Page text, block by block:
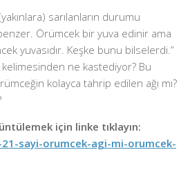
sarılanların durumu
Örümcek bir yuva edinir ama
yuvasıdır. Keşke bunu bilselerdi.”
kelimesinden ne kastediyor? Bu
kolayca tahrip edilen ağı mı?
için linke tıklayın:
sayi-orumcek-agi-mi-orumcek-